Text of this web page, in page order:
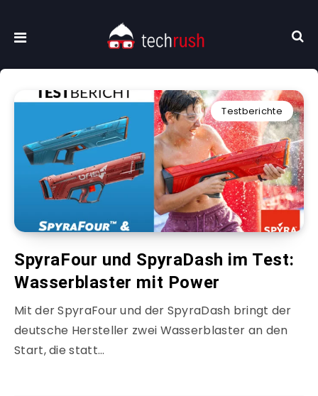
Testberichte
SpyraFour und SpyraDash im Test:
Wasserblaster mit Power
Mit der SpyraFour und der SpyraDash bringt der
deutsche Hersteller zwei Wasserblaster an den
Start, die statt…